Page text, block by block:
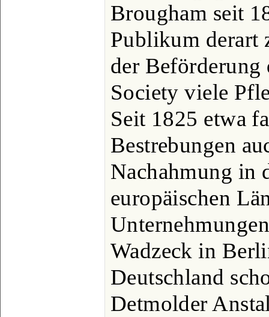
Brougham seit
Publikum derart
der
Society viele
Seit 1825 etwa
Bestrebungen
Nachahmung in
europäischen
Wadzeck in
Deutschland
Detmolder